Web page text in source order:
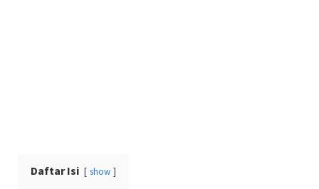
Daftar Isi show